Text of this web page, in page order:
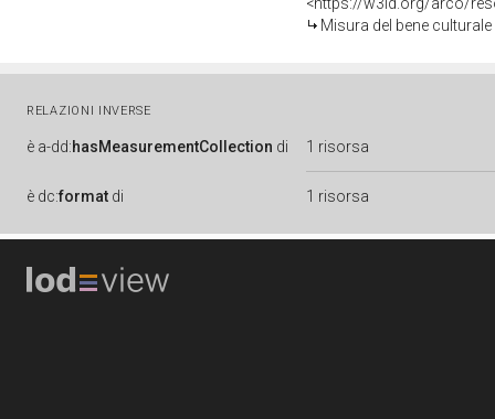
Misura del bene
RELAZIONI INVERSE
è a-dd:hasMeasurementCollection di 1 risorsa
è dc:format di 1 risorsa